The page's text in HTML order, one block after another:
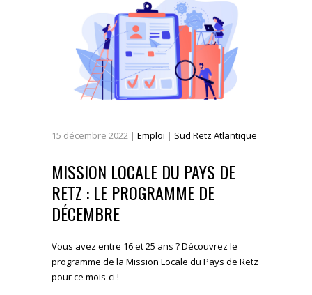
15 décembre 2022 | Emploi | Sud Retz Atlantique
MISSION LOCALE DU PAYS DE
RETZ : LE PROGRAMME DE
DÉCEMBRE
Vous avez entre 16 et 25 ans ? Découvrez le
programme de la Mission Locale du Pays de Retz
pour ce mois-ci !